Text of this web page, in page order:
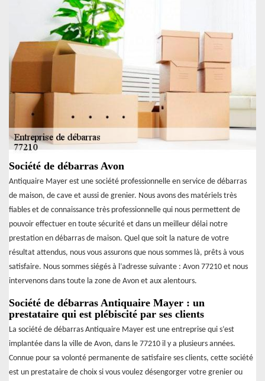
Société de débarras Avon
Antiquaire Mayer est une société professionnelle en service de débarras
de maison, de cave et aussi de grenier. Nous avons des matériels très
fiables et de connaissance très professionnelle qui nous permettent de
pouvoir effectuer en toute sécurité et dans un meilleur délai notre
prestation en débarras de maison. Quel que soit la nature de votre
résultat attendus, nous vous assurons que nous sommes là, prêts à vous
satisfaire. Nous sommes siégés à l’adresse suivante : Avon 77210 et nous
intervenons dans toute la zone de Avon et aux alentours.
Société de débarras Antiquaire Mayer : un
prestataire qui est plébiscité par ses clients
La société de débarras Antiquaire Mayer est une entreprise qui s’est
implantée dans la ville de Avon, dans le 77210 il y a plusieurs années.
Connue pour sa volonté permanente de satisfaire ses clients, cette société
est un prestataire de choix si vous voulez désengorger votre grenier ou